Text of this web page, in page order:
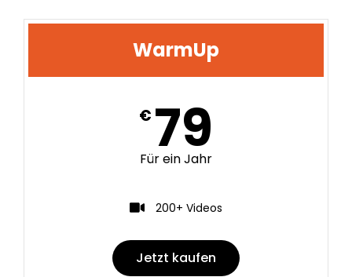
WarmUp
€ 79
Für ein Jahr
200+ Videos
Jetzt kaufen